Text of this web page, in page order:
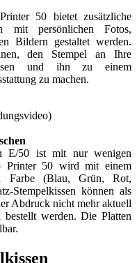
50 bietet zusätzliche
mit persönlichen Fotos,
Bildern gestaltet werden.
den Stempel an Ihre
und ihn zu einem
zu machen.
E/50 ist mit nur wenigen
Printer 50 wird mit einem
Farbe (Blau, Grün, Rot,
Stempelkissen können als
Abdruck nicht mehr aktuell
werden. Die Platten